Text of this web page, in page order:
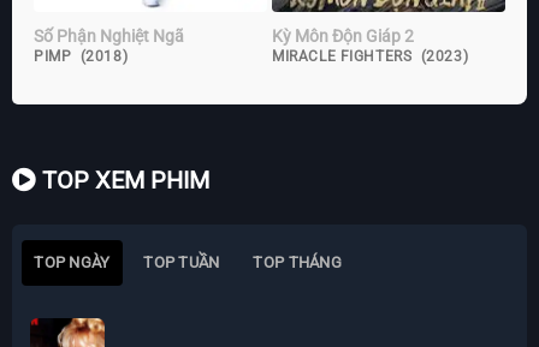
Số Phận Nghiệt Ngã
PIMP (2018)
Kỳ Môn Độn Giáp 2
MIRACLE FIGHTERS (2023)
TOP XEM PHIM
TOP NGÀY TOP TUẦN TOP THÁNG